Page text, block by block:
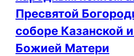
Пресвятой
соборе Казанской
Божией Матери